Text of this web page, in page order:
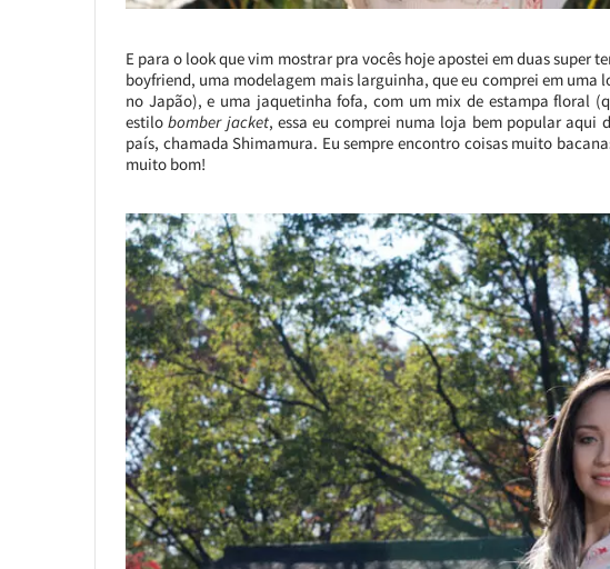
E para o look que vim mostrar pra vocês hoje apostei em duas super
boyfriend, uma modelagem mais larguinha, que eu comprei em
no Japão), e uma jaquetinha fofa, com um mix de estampa floral
estilobomber jacket, essa eu comprei numa loja bem popular aqui
país, chamada Shimamura. Eu sempre encontro coisas muito
muito bom!